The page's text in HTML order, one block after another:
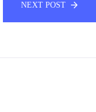
NEXT POST